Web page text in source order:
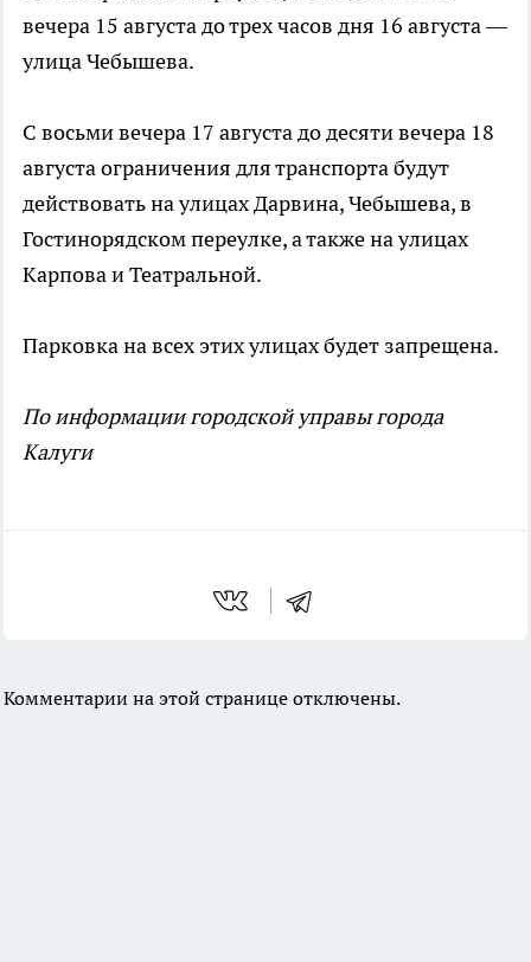
вечера 15 августа до трех часов дня 16 августа —
улица Чебышева.
С восьми вечера 17 августа до десяти вечера 18
августа ограничения для транспорта будут
действовать на улицах Дарвина, Чебышева, в
Гостинорядском переулке, а также на улицах
Карпова и Театральной.
Парковка на всех этих улицах будет запрещена.
По информации городской управы города
Калуги
Комментарии на этой странице отключены.